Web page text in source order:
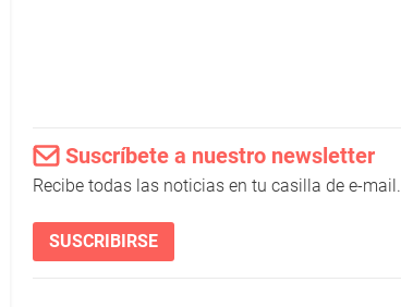
Suscríbete a nuestro newsletter
Recibe todas las noticias en tu casilla de e-mail.
SUSCRIBIRSE